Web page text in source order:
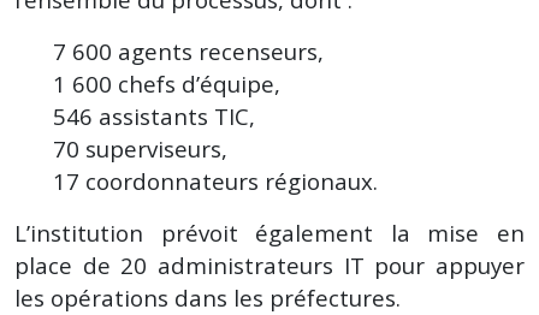
7 600 agents recenseurs,
1 600 chefs d’équipe,
546 assistants TIC,
70 superviseurs,
17 coordonnateurs régionaux.
L’institution prévoit également la mise en
place de 20 administrateurs IT pour appuyer
les opérations dans les préfectures.